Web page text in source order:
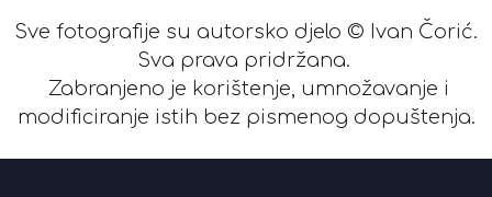
Sve fotografije su autorsko djelo © Ivan Čorić.
Sva prava pridržana.
Zabranjeno je korištenje, umnožavanje i
modificiranje istih bez pismenog dopuštenja.